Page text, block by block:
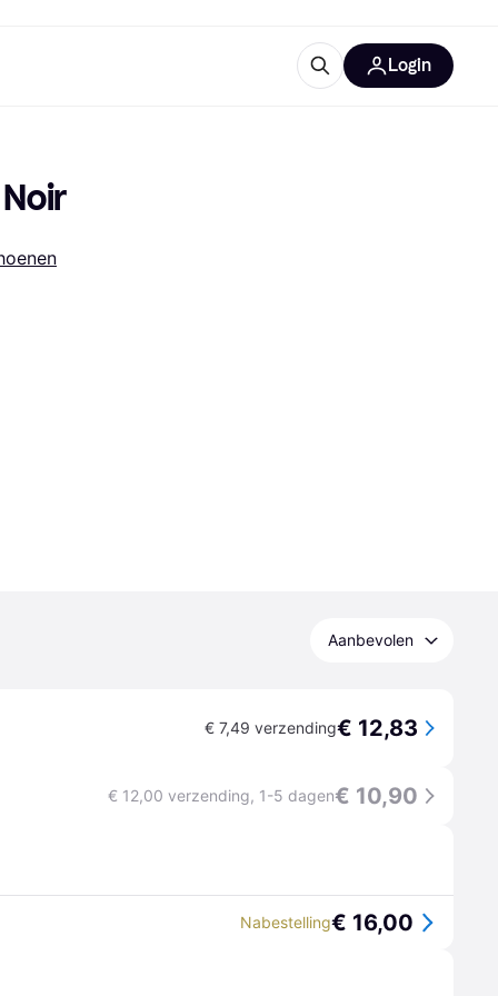
Login
Aanbevolen
€ 7,49 verzending€ 12,83
€ 12,00 verzending, 1-5 dagen€ 10,90
Nabestelling€ 16,00